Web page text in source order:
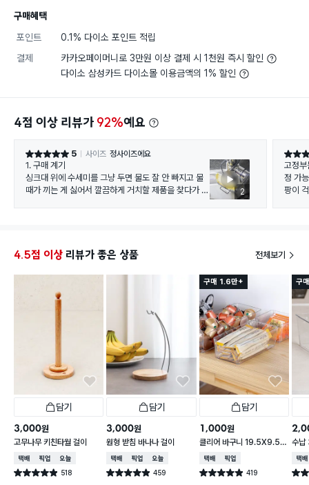
구매혜택
포인트
0.1% 다이소 포인트 적립
결제
카카오페이머니로 3만원 이상 결제 시 1천원 즉시 할인
다이소 삼성카드 다이소몰 이용금액의 1% 할인
4점 이상 리뷰가 92%예요
별점 5점 5 사이즈 정사이즈에요
​1. 구매 계기
싱크대 위에 수세미를 그냥 두면 물도 잘 안 빠지고 물
때가 끼는 게 싫어서 깔끔하게 거치할 제품을 찾다가 구
​완벽한 물빠짐 & 위생적인 관리: 공중에 붕 떠있는 형태
싱크대 안쪽으로 자연스럽게 떨어집니다. 물때나 곰팡
이 걱정 없이 건조가 정말 잘 돼요!
​공간 활용도 UP: 싱크대 바닥면을 차지하지 않고 수전
공간을 활용하니까 싱크대를 훨씬 넓고 깔끔하게 쓸 수
​튼튼한 스틸 소재와 그레이 컬러: 흔들림 없이 안정적으
로 잡아주고, 튀지 않는 매트한 그레이 컬러라 주방 인
테리어와도 깔끔하게 잘 어우러집니다.
​넉넉한 수납 공간: 수세미 하나는 물론이고, 필요에 따
라 철수세미나 아크릴 수세미 등 2개까지 함께 거치할
수 있어 실용적이에요.
​3. 아쉬운 점 및 설치 팁 ⚠️
​수전 두께 확인: 수전 기둥에 끼워서 고정하는 방식이다
보니, 집 수전의 두께나 모양에 따라 고정감이 살짝 다
게 고정돼요!
​4. 총평
2
별점 5
고정부
정 가
팡이
4.5점 이상 리뷰가 좋은 상품 전체보기
담기
3,000원
고무나무 키친타월 걸이
택배배송매장픽업오늘배송
별점 4.9점 518
건 작성
담기
3,000원
원형 받침 바나나 걸이
택배배송매장픽업오늘배송
별점 4.9점 459
건 작성
구매 1.6만+
담기
1,000원
클리어 바구니 19.5X9.5X
6.2cm
택배배송매장픽업
별점 4.9점 419
건 작성
구
수
택배
별점